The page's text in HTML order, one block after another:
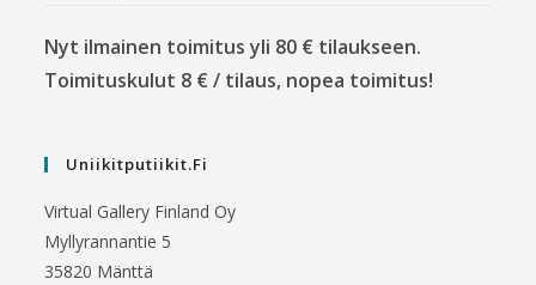
Nyt ilmainen toimitus yli 80 € tilaukseen.
Toimituskulut 8 € / tilaus, nopea toimitus!
Uniikitputiikit.fi
Virtual Gallery Finland Oy
Myllyrannantie 5
35820 Mänttä